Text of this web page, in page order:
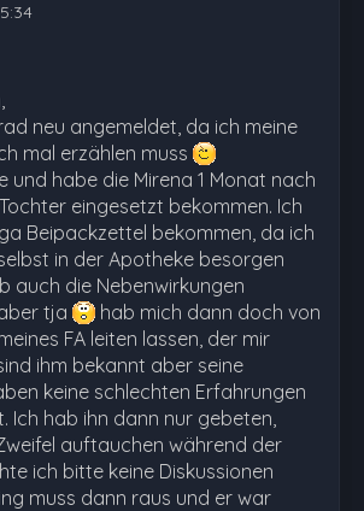
neu angemeldet, da ich meine
mal erzählen muss
und habe die Mirena 1 Monat nach
eingesetzt bekommen. Ich
Beipackzettel bekommen, da ich
in der Apotheke besorgen
auch die Nebenwirkungen
tja
hab mich dann doch von
FA leiten lassen, der mir
ihm bekannt aber seine
keine schlechten Erfahrungen
Ich hab ihn dann nur gebeten,
auftauchen während der
ich bitte keine Diskussionen
muss dann raus und er war